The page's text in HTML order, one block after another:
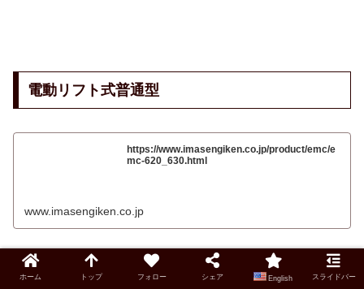
電動リフト式普通型
https://www.imasengiken.co.jp/product/emc/e
mc-620_630.html
www.imasengiken.co.jp
ホーム トップ フォロー シェア English スライドバー